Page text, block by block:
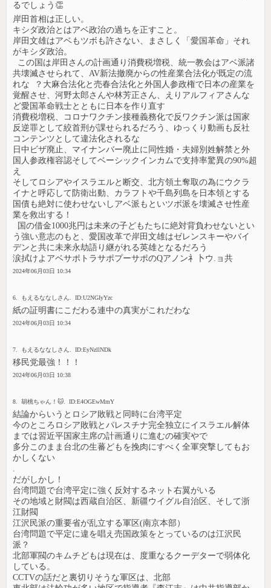
るでしょう👏
岸田首相は正しい。
キシダ政治とはアベ政治の過ちを正すこと。
岸田文雄はアベもツボも許さない、まさしく「愛国革命」それ
がキシダ政治。
この国は岸田さんの計画通り消費税増税、統一教会はアベ派諸
共壊滅させられて、AV新法撤廃からの性産業合法化が既定の流
れな ？大麻合法化と売春合法化と外国人参政権で日本の産業を
覚醒させ、河野太郎さんや林芳正さん、えりアルフィアさんな
ど愛国革命戦士とともに日本を作り直す
消費税増税、コロナワクチン接種義務化で反ワクチン派は国家
反逆罪として絞首刑が課せられるだろう、ゆっくり動画も反社
コンテンツとして違法化されるな
日中ビザ廃止、マイナンバー廃止に同性婚・夫婦別姓解禁と外
国人参政権容認そしてベーシックインカムで支持率驚異の90%超
え
そしてロシアやイスラエルと断交、北方領土奪取の為にウクラ
イナと呼応して防衛出動、カラフトや千島列島を日本領とする
国債も絶対に使わせないしアベ派もといツボ派を壊滅させ性産
業を救出する！
国の借金1000兆円は未来の子どもたちに絶対背負わせないとい
う強い意志のもと、愛国改革で岸田文雄はゼレンスキーやバイ
デンと共に未来永劫語り継がれる英雄となるだろう
涙拭けよアベサポトラサポプーサポのQアノン礻卜ウ.ョ共
2024年06月03日 10:34
6. もえるななしさん. ID:U2NGIyYzc
紙の証明書にこだわる連中の真実がこれだわな
2024年06月03日 10:34
7. もえるななしさん. ID:EyNzllNDk
移民党最強！！！
2024年06月03日 10:38
8. 胡桃ちゃん！🐱. ID:E4OGEwMmY
結論からいうとロシア敗戦と同時に台湾平定
今のところロシア敗戦とパレスチナ完全独立にイスラエル解体
までは習近平国家主席の計画通りに進むの確実やで
多分このまま台北の生蕃どもを挽肉にすべく全軍突撃してもお
かしくない
.
だがしかし！
台湾問題で台湾平定に強く反対するネット右翼がいる
その地域と財閥は西蔵自治区、新疆ウイグル自治区、そして浙
江財閥
江沢民派の重要省が乱立する軍区(南京本部）
台湾問題で平定に違を唱え売国政策をとっているのは江沢民
派？
北部軍閥のキムチどもは現在は、度重なるクーデターで弱体化
している。
CCTVの話だと裏切りそうな軍区は、北部